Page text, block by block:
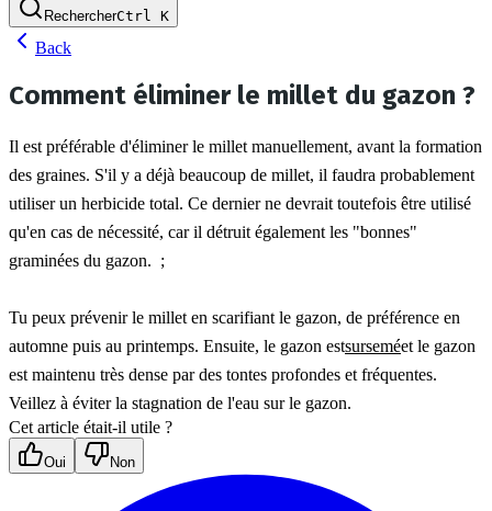
RechercherCtrl K
Back
Comment éliminer le millet du gazon ?
Il est préférable d'éliminer le millet manuellement, avant la formation
des graines. S'il y a déjà beaucoup de millet, il faudra probablement
utiliser un herbicide total. Ce dernier ne devrait toutefois être utilisé
qu'en cas de nécessité, car il détruit également les "bonnes"
graminées du gazon.  ;
Tu peux prévenir le millet en scarifiant le gazon, de préférence en
automne puis au printemps. Ensuite, le gazon estsurseméet le gazon
est maintenu très dense par des tontes profondes et fréquentes.
Veillez à éviter la stagnation de l'eau sur le gazon.
Cet article était-il utile ?
Oui Non